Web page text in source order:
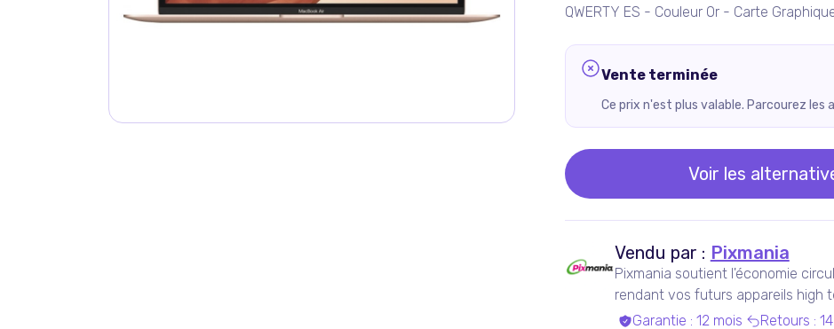
QWERTY ES - Couleur Or - Carte
Vente terminée
Ce prix n'est plus valable. Parcourez
Voir les
Vendu par : Pixmania
Pixmania soutient l'économie
rendant vos futurs appareils high
en maximisant leur durée de vie.
Garantie : 12 mois Retours :